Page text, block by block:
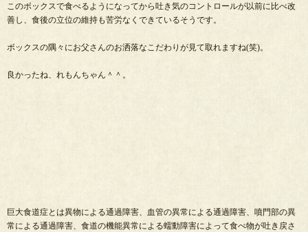
このボックスで食べるようになってから吐き気のコントロールが以前に比べ改
善し、食後の立位の維持も苦労なくできているそうです。
ボックスの隅々にお父さんのお洒落なこだわりが見て取れますね(笑)。
良かったね、れもんちゃん＾＾。
巨大食道症とは異物による通過障害、血管の異常による通過障害、噴門部の異
常による通過障害、食道の機能異常による蠕動障害によって食べ物が吐き戻さ